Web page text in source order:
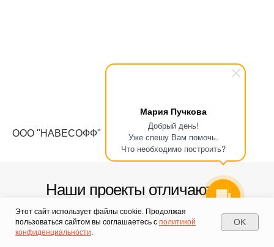
Мария Пучкова
Добрый день!
Уже спешу Вам помочь.
Что необходимо построить?
ООО "НАВЕСОФФ"
Наши проекты отличаются
функциональностью и
надежностью
Этот сайт использует файлы cookie. Продолжая
пользоваться сайтом вы соглашаетесь с политикой
конфиденциальности.
OK